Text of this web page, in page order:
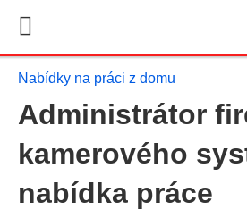
Nabídky na práci z domu
Administrátor
kamerového
nabídka práce